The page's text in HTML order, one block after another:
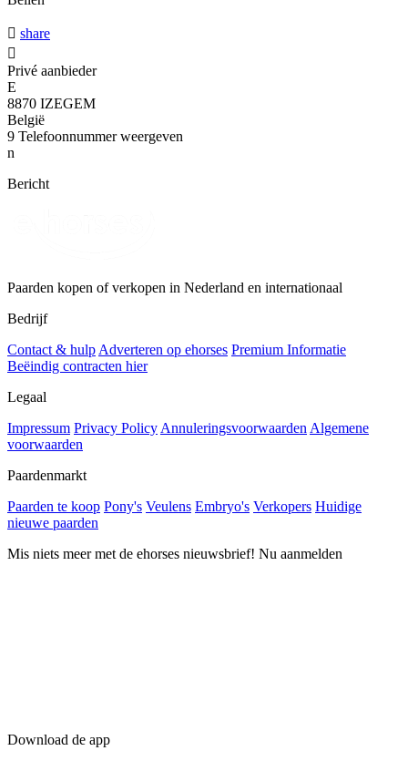
 share

Privé aanbieder
E
8870 IZEGEM
België
9 Telefoonnummer weergeven
n
Bericht
Paarden kopen of verkopen in Nederland en internationaal
Bedrijf
Contact & hulp Adverteren op ehorses Premium Informatie
Beëindig contracten hier
Legaal
Impressum Privacy Policy Annuleringsvoorwaarden Algemene
voorwaarden
Paardenmarkt
Paarden te koop Pony's Veulens Embryo's Verkopers Huidige
nieuwe paarden
Mis niets meer met de ehorses nieuwsbrief! Nu aanmelden
Download de app